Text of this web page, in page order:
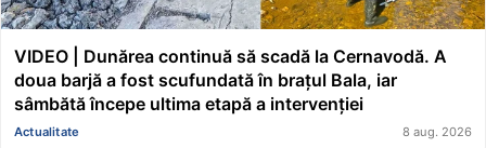
VIDEO | Dunărea continuă să scadă la Cernavodă. A
doua barjă a fost scufundată în brațul Bala, iar
sâmbătă începe ultima etapă a intervenției
Actualitate 8 aug. 2026